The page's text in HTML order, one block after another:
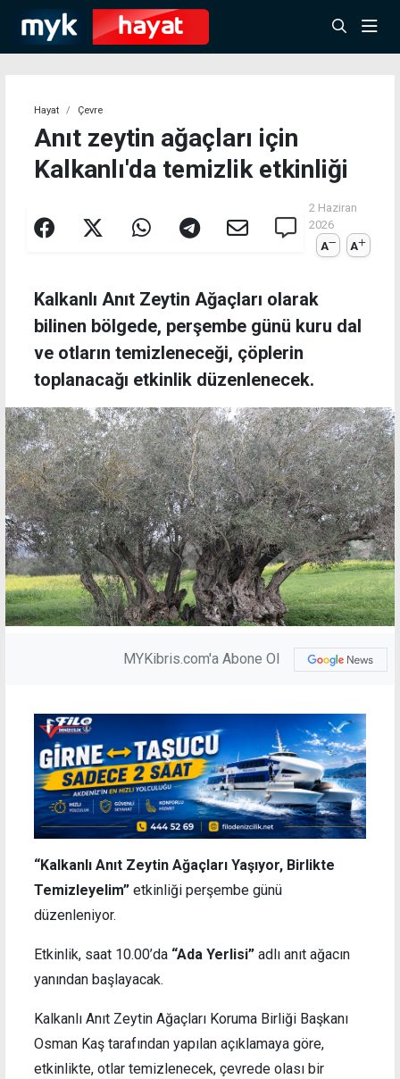
Hayat Çevre
Anıt zeytin ağaçları için
Kalkanlı'da temizlik etkinliği
2 Haziran
2026
A
A
Kalkanlı Anıt Zeytin Ağaçları olarak
bilinen bölgede, perşembe günü kuru dal
ve otların temizleneceği, çöplerin
toplanacağı etkinlik düzenlenecek.
MYKibris.com'a Abone Ol
“Kalkanlı Anıt Zeytin Ağaçları Yaşıyor, Birlikte
Temizleyelim” etkinliği perşembe günü
düzenleniyor.
Etkinlik, saat 10.00’da “Ada Yerlisi” adlı anıt ağacın
yanından başlayacak.
Kalkanlı Anıt Zeytin Ağaçları Koruma Birliği Başkanı
Osman Kaş tarafından yapılan açıklamaya göre,
etkinlikte, otlar temizlenecek, çevrede olası bir